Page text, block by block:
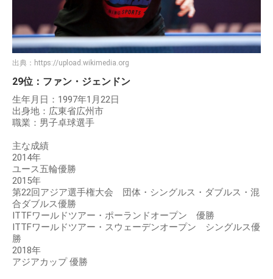
出典： https://upload.wikimedia.org
29位：ファン・ジェンドン
生年月日：1997年1月22日
出身地：広東省広州市
職業：男子卓球選手
主な成績
2014年
ユース五輪優勝
2015年
第22回アジア選手権大会 団体・シングルス・ダブルス・混
合ダブルス優勝
ITTFワールドツアー・ポーランドオープン 優勝
ITTFワールドツアー・スウェーデンオープン シングルス優
勝
2018年
アジアカップ 優勝